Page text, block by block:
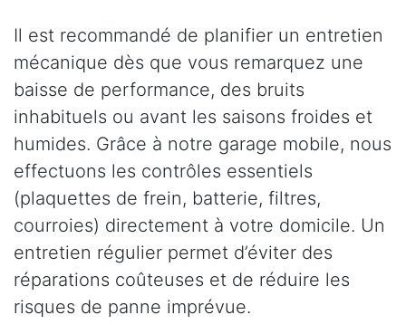
Il est recommandé de planifier un entretien
mécanique dès que vous remarquez une
baisse de performance, des bruits
inhabituels ou avant les saisons froides et
humides. Grâce à notre garage mobile, nous
effectuons les contrôles essentiels
(plaquettes de frein, batterie, filtres,
courroies) directement à votre domicile. Un
entretien régulier permet d’éviter des
réparations coûteuses et de réduire les
risques de panne imprévue.